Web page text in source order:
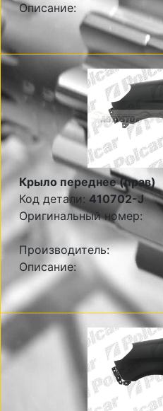
Описание:
Крыло переднее (прав)
Код детали:410702-J
Оригинальный номер:
Производитель:
Описание: